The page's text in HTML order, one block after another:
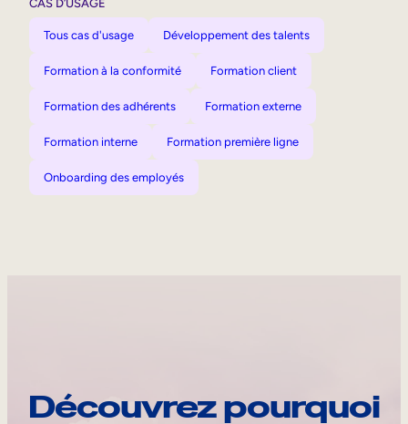
CAS D’USAGE
Tous cas d'usage Développement des talents
Formation à la conformité Formation client
Formation des adhérents Formation externe
Formation interne Formation première ligne
Onboarding des employés
Découvrez pourquoi